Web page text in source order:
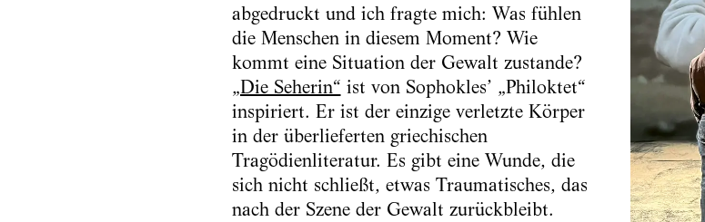
abgedruckt und ich fragte mich: Was fühlen
die Menschen in diesem Moment? Wie
kommt eine Situation der Gewalt zustande?
„Die Seherin“ ist von Sophokles’ „Philoktet“
inspiriert. Er ist der einzige verletzte Körper
in der überlieferten griechischen
Tragödienliteratur. Es gibt eine Wunde, die
sich nicht schließt, etwas Traumatisches, das
nach der Szene der Gewalt zurückbleibt.